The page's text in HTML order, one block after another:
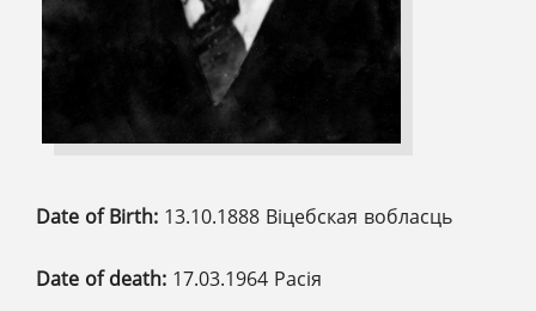
Date of Birth: 13.10.1888 Віцебская вобласць
Date of death: 17.03.1964 Расія